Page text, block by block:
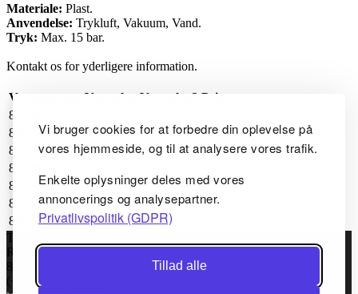
Vi bruger cookies for at forbedre din oplevelse på
vores hjemmeside, og til at analysere vores trafik.
Enkelte oplysninger deles med vores
annoncerings og analysepartner.
Privatlivspolitik (GDPR)
Tillad alle
Materiale: Plast.
Anvendelse: Trykluft, Vakuum, Vand.
Tryk: Max. 15 bar.
Kontakt os for yderligere information.
Varenummer Varetekst Varetekst2 Pris
8610005
8610010
PROP 4
8610020
PROP 5
8610030
8610040
PROP 8
8610050
PROP 10
8610060
PROP 12
TC Maskinfabrik ApS
Rugvej 6
8920 Randers NV, Danmark
(+45) 86434144